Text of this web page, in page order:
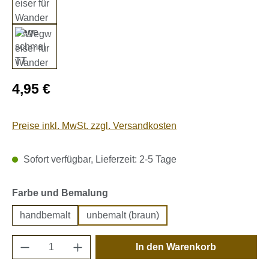
Regulärer Preis:
4,95 €
Preise inkl. MwSt. zzgl. Versandkosten
Sofort verfügbar, Lieferzeit: 2-5 Tage
Farbe und Bemalung
handbemalt unbemalt (braun)
Produkt Anzahl: Gib den gewünschten
In den Warenkorb